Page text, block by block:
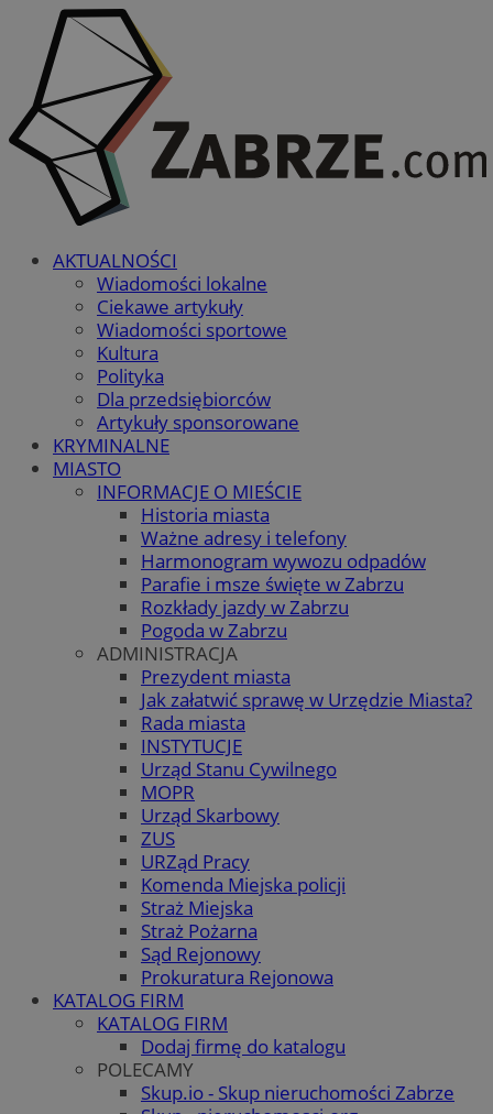
AKTUALNOŚCI
Wiadomości lokalne
Ciekawe artykuły
Wiadomości sportowe
Kultura
Polityka
Dla przedsiębiorców
Artykuły sponsorowane
KRYMINALNE
MIASTO
INFORMACJE O MIEŚCIE
Historia miasta
Ważne adresy i telefony
Harmonogram wywozu odpadów
Parafie i msze święte w Zabrzu
Rozkłady jazdy w Zabrzu
Pogoda w Zabrzu
ADMINISTRACJA
Prezydent miasta
Jak załatwić sprawę w Urzędzie Miasta?
Rada miasta
INSTYTUCJE
Urząd Stanu Cywilnego
MOPR
Urząd Skarbowy
ZUS
URZąd Pracy
Komenda Miejska policji
Straż Miejska
Straż Pożarna
Sąd Rejonowy
Prokuratura Rejonowa
KATALOG FIRM
KATALOG FIRM
Dodaj firmę do katalogu
POLECAMY
Skup.io - Skup nieruchomości Zabrze